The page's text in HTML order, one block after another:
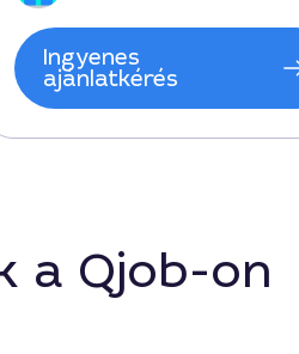
is. Nagyon elégedett vagyok a
végeredménnyel, bátran ajánlom
Szolnokon a szolgáltatást. Csaba
nevét már említettem a
Ingyenes
ajánlatkérés
a Qjob-on